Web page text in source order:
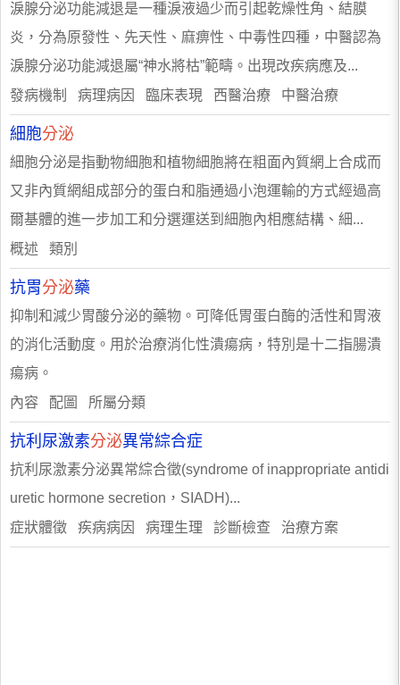
淚腺分泌功能減退是一種淚液過少而引起乾燥性角、結膜
炎，分為原發性、先天性、麻痹性、中毒性四種，中醫認為
淚腺分泌功能減退屬“神水將枯”範疇。出現改疾病應及...
發病機制 病理病因 臨床表現 西醫治療 中醫治療
細胞分泌
細胞分泌是指動物細胞和植物細胞將在粗面內質網上合成而
又非內質網組成部分的蛋白和脂通過小泡運輸的方式經過高
爾基體的進一步加工和分選運送到細胞內相應結構、細...
概述 類別
抗胃分泌藥
抑制和減少胃酸分泌的藥物。可降低胃蛋白酶的活性和胃液
的消化活動度。用於治療消化性潰瘍病，特別是十二指腸潰
瘍病。
內容 配圖 所屬分類
抗利尿激素分泌異常綜合症
抗利尿激素分泌異常綜合徵(syndrome of inappropriate antidi
uretic hormone secretion，SIADH)...
症狀體徵 疾病病因 病理生理 診斷檢查 治療方案